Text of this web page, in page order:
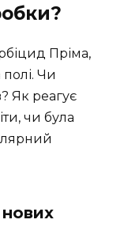
Пріма,
Чи
Як реагує
чи була